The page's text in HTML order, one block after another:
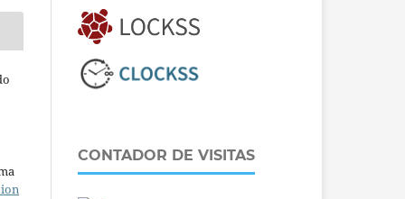
CONTADOR DE VISITAS